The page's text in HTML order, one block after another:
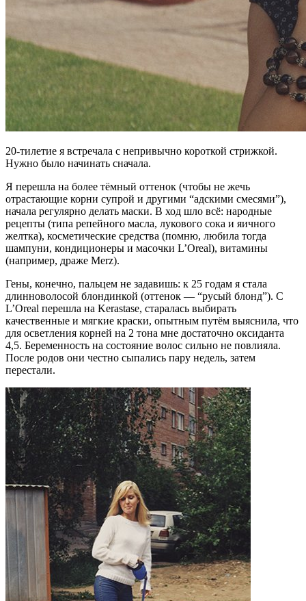
20-тилетие я встречала с непривычно короткой стрижкой.
Нужно было начинать сначала.
Я перешла на более тёмный оттенок (чтобы не жечь
отрастающие корни супрой и другими “адскими смесями”),
начала регулярно делать маски. В ход шло всё: народные
рецепты (типа репейного масла, лукового сока и яичного
желтка), косметические средства (помню, любила тогда
шампуни, кондиционеры и масочки L’Oreal), витамины
(например, драже Merz).
Гены, конечно, пальцем не задавишь: к 25 годам я стала
длинноволосой блондинкой (оттенок — “русый блонд”). С
L’Oreal перешла на Kerastase, старалась выбирать
качественные и мягкие краски, опытным путём выяснила, что
для осветления корней на 2 тона мне достаточно оксиданта
4,5. Беременность на состояние волос сильно не повлияла.
После родов они честно сыпались пару недель, затем
перестали.